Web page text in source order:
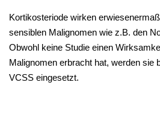
Kortikosteriode wirken
sensiblen Malignomen wie z.B. den
Obwohl keine Studie einen
Malignomen erbracht hat, werden sie
VCSS eingesetzt.